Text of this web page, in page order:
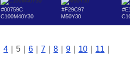
#00759C
C100M40Y30
#F29C97
M50Y30
4 ｜5｜ 6 7 8 9 10 11